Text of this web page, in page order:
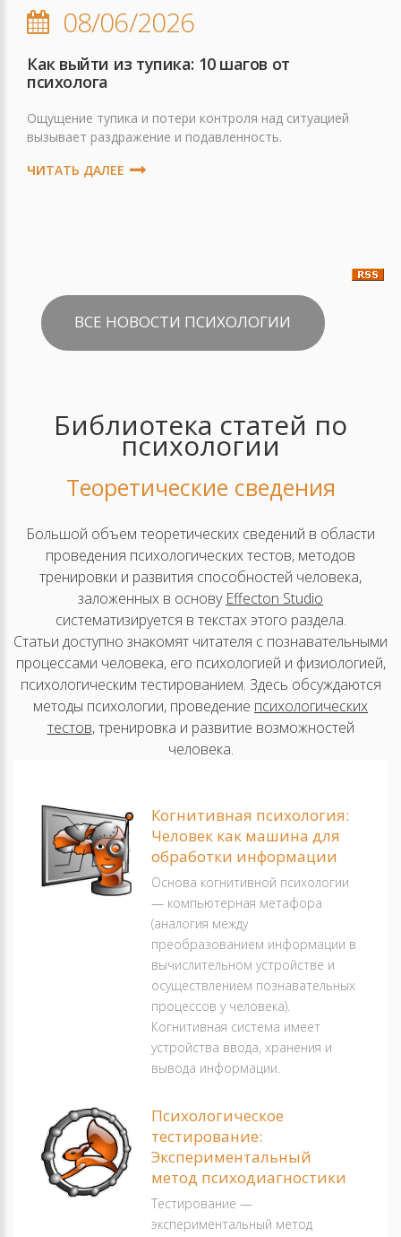
08/06/2026
Как выйти из тупика: 10 шагов от
психолога
Ощущение тупика и потери контроля над ситуацией
вызывает раздражение и подавленность.
ЧИТАТЬ ДАЛЕЕ
ВСЕ НОВОСТИ ПСИХОЛОГИИ
Библиотека статей по
психологии
Теоретические сведения
Большой объем теоретических сведений в области
проведения психологических тестов, методов
тренировки и развития способностей человека,
заложенных в основу Effecton Studio
систематизируется в текстах этого раздела.
Статьи доступно знакомят читателя с познавательными
процессами человека, его психологией и физиологией,
психологическим тестированием. Здесь обсуждаются
методы психологии, проведение психологических
тестов, тренировка и развитие возможностей
человека.
Когнитивная психология:
Человек как машина для
обработки информации
Основа когнитивной психологии
— компьютерная метафора
(аналогия между
преобразованием информации в
вычислительном устройстве и
осуществлением познавательных
процессов у человека).
Когнитивная система имеет
устройства ввода, хранения и
вывода информации.
Психологическое
тестирование:
Экспериментальный
метод психодиагностики
Тестирование —
экспериментальный метод